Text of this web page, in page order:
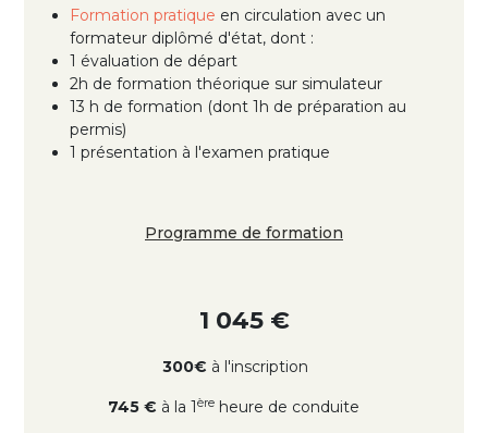
Formation pratique en circulation avec un
formateur diplômé d'état, dont :
1 évaluation de départ
2h de formation théorique sur simulateur
13 h de formation (dont 1h de préparation au
permis)
1 présentation à l'examen pratique
Programme de formation
1 045 €
300€ à l'inscription
745 € à la 1èreheure de conduite